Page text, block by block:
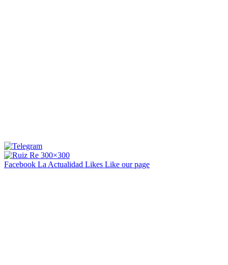
Facebook La Actualidad Likes Like our page